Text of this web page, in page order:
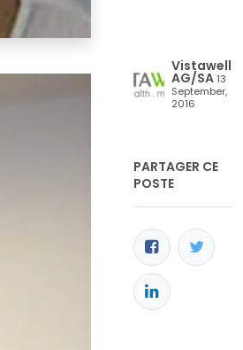
Vistawell
AG/SA13
September,
2016
PARTAGER CE
POSTE